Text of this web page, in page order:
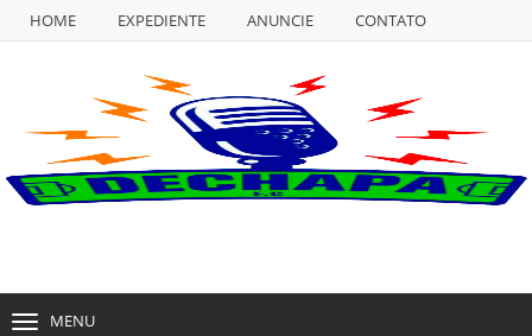
HOME EXPEDIENTE ANUNCIE
CONTATO
EXPEDIENTE ANUNCIE
MENU